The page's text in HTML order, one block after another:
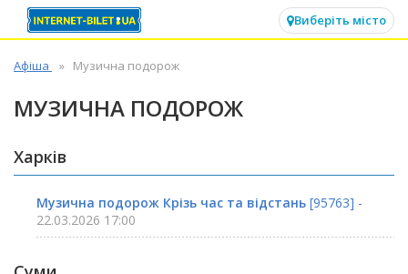
Виберіть місто
Афіша Музична подорож
МУЗИЧНА ПОДОРОЖ
Харків
Музична подорож Крізь час та відстань [95763] -
22.03.2026 17:00